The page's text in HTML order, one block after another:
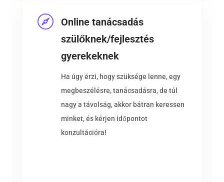

Online tanácsadás
szülőknek/fejlesztés
gyerekeknek
Ha úgy érzi, hogy szüksége lenne, egy
megbeszélésre, tanácsadásra, de túl
nagy a távolság, akkor bátran keressen
minket, és kérjen időpontot
konzultációra!